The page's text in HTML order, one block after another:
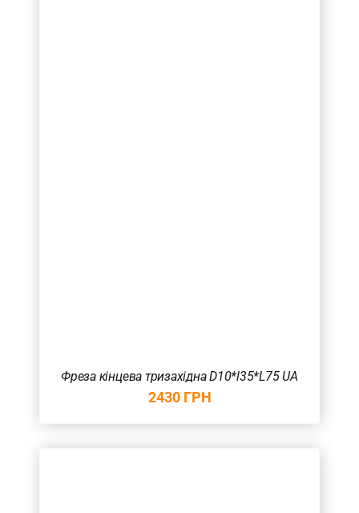
Фреза кінцева тризахідна D10*l35*L75 UA
2430 ГРН